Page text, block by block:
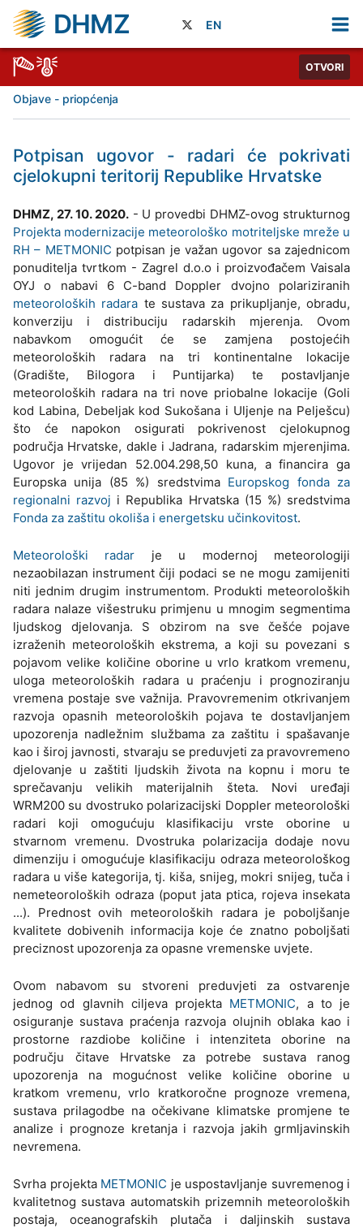
DHMZ EN
OTVORI
Objave - priopćenja
Potpisan ugovor - radari će pokrivati
cjelokupni teritorij Republike Hrvatske
DHMZ, 27. 10. 2020.- U provedbi DHMZ-ovog strukturnog
Projekta modernizacije meteorološko motriteljske mreže u
RH – METMONIC potpisan je važan ugovor sa zajednicom
ponuditelja tvrtkom - Zagrel d.o.o i proizvođačem Vaisala
OYJ o nabavi 6 C-band Doppler dvojno polariziranih
meteoroloških radara te sustava za prikupljanje, obradu,
konverziju i distribuciju radarskih mjerenja. Ovom
nabavkom omogućit će se zamjena postojećih
meteoroloških radara na tri kontinentalne lokacije
(Gradište, Bilogora i Puntijarka) te postavljanje
meteoroloških radara na tri nove priobalne lokacije (Goli
kod Labina, Debeljak kod Sukošana i Uljenje na Pelješcu)
što će napokon osigurati pokrivenost cjelokupnog
područja Hrvatske, dakle i Jadrana, radarskim mjerenjima.
Ugovor je vrijedan 52.004.298,50 kuna, a financira ga
Europska unija (85 %) sredstvima Europskog fonda za
regionalni razvoj i Republika Hrvatska (15 %) sredstvima
Fonda za zaštitu okoliša i energetsku učinkovitost.
Meteorološki radar je u modernoj meteorologiji
nezaobilazan instrument čiji podaci se ne mogu zamijeniti
niti jednim drugim instrumentom. Produkti meteoroloških
radara nalaze višestruku primjenu u mnogim segmentima
ljudskog djelovanja. S obzirom na sve češće pojave
izraženih meteoroloških ekstrema, a koji su povezani s
pojavom velike količine oborine u vrlo kratkom vremenu,
uloga meteoroloških radara u praćenju i prognoziranju
vremena postaje sve važnija. Pravovremenim otkrivanjem
razvoja opasnih meteoroloških pojava te dostavljanjem
upozorenja nadležnim službama za zaštitu i spašavanje
kao i široj javnosti, stvaraju se preduvjeti za pravovremeno
djelovanje u zaštiti ljudskih života na kopnu i moru te
sprečavanju velikih materijalnih šteta. Novi uređaji
WRM200 su dvostruko polarizacijski Doppler meteorološki
radari koji omogućuju klasifikaciju vrste oborine u
stvarnom vremenu. Dvostruka polarizacija dodaje novu
dimenziju i omogućuje klasifikaciju odraza meteorološkog
radara u više kategorija, tj. kiša, snijeg, mokri snijeg, tuča i
nemeteoroloških odraza (poput jata ptica, rojeva insekata
...). Prednost ovih meteoroloških radara je poboljšanje
kvalitete dobivenih informacija koje će znatno poboljšati
preciznost upozorenja za opasne vremenske uvjete.
Ovom nabavom su stvoreni preduvjeti za ostvarenje
jednog od glavnih ciljeva projekta METMONIC, a to je
osiguranje sustava praćenja razvoja olujnih oblaka kao i
prostorne razdiobe količine i intenziteta oborine na
području čitave Hrvatske za potrebe sustava ranog
upozorenja na mogućnost velike količine oborine u
kratkom vremenu, vrlo kratkoročne prognoze vremena,
sustava prilagodbe na očekivane klimatske promjene te
analize i prognoze kretanja i razvoja jakih grmljavinskih
nevremena.
Svrha projekta METMONIC je uspostavljanje suvremenog i
kvalitetnog sustava automatskih prizemnih meteoroloških
postaja, oceanografskih plutača i daljinskih sustava